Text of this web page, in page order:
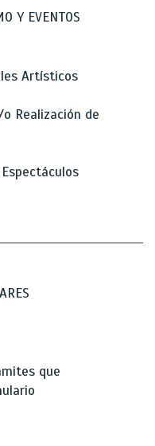
Y EVENTOS
Artísticos
Realización de
que